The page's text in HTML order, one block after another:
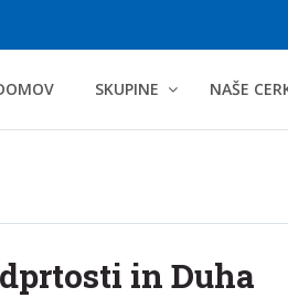
SKUPINE NAŠE
in Duha